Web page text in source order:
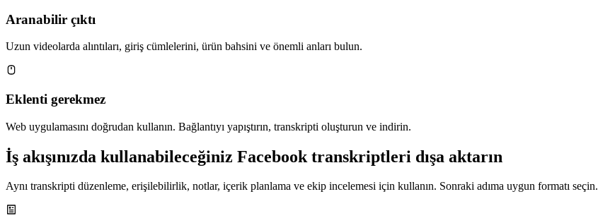
Aranabilir çıktı
Uzun videolarda alıntıları, giriş cümlelerini, ürün bahsini ve önemli anları bulun.
Eklenti gerekmez
Web uygulamasını doğrudan kullanın. Bağlantıyı yapıştırın, transkripti oluşturun ve indirin.
İş akışınızda kullanabileceğiniz Facebook transkriptleri dışa aktarın
Aynı transkripti düzenleme, erişilebilirlik, notlar, içerik planlama ve ekip incelemesi için kullanın. Sonraki adıma uygun formatı seçin.